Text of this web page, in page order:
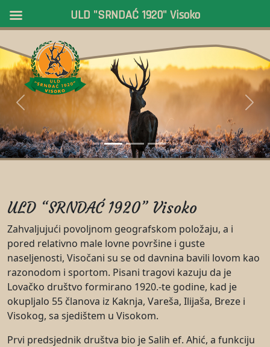
Previous Next
ULD “SRNDAĆ 1920” Visoko
Zahvaljujući povoljnom geografskom položaju, a i
pored relativno male lovne površine i guste
naseljenosti, Visočani su se od davnina bavili lovom kao
razonodom i sportom. Pisani tragovi kazuju da je
Lovačko društvo formirano 1920.-te godine, kad je
okupljalo 55 članova iz Kaknja, Vareša, Ilijaša, Breze i
Visokog, sa sjedištem u Visokom.
Prvi predsjednik društva bio je Salih ef. Ahić, a funkciju
ULD "SRNDAĆ 1920" Visoko